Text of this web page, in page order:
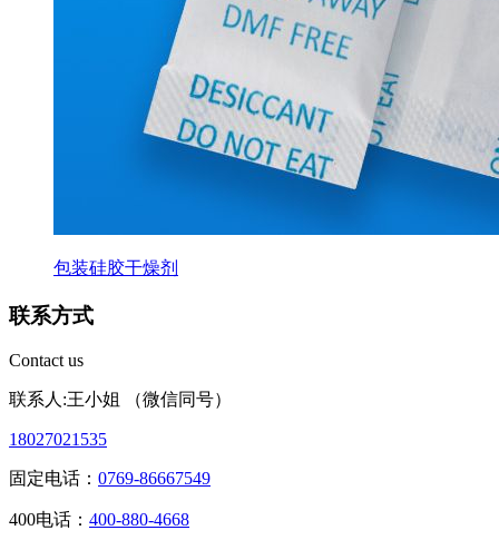
包装硅胶干燥剂
联系方式
Contact us
联系人:王小姐 （微信同号）
18027021535
固定电话： 0769-86667549
400电话： 400-880-4668